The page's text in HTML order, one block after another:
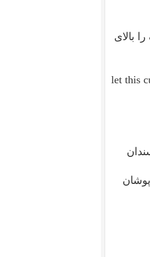
بالای
let this